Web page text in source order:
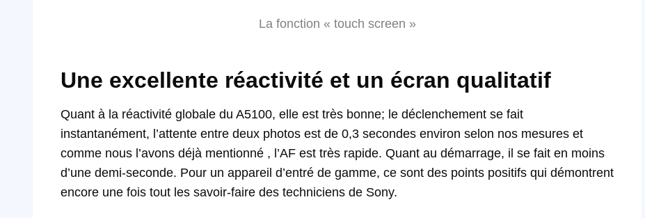
La fonction « touch screen »
Une excellente réactivité et un écran qualitatif
Quant à la réactivité globale du A5100, elle est très bonne; le déclenchement se fait
instantanément, l’attente entre deux photos est de 0,3 secondes environ selon nos mesures et
comme nous l’avons déjà mentionné , l’AF est très rapide. Quant au démarrage, il se fait en moins
d’une demi-seconde. Pour un appareil d’entré de gamme, ce sont des points positifs qui démontrent
encore une fois tout les savoir-faire des techniciens de Sony.